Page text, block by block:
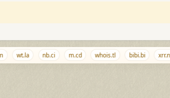
wt.la nb.ci m.cd whois.tl bibi.bi xrr.net